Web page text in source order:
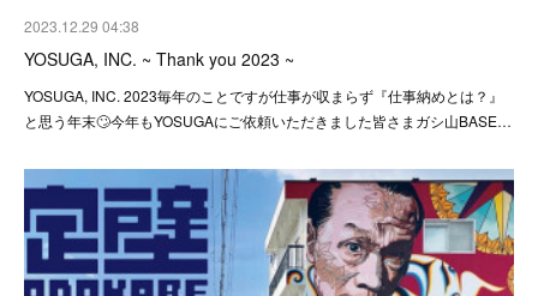
2023.12.29 04:38
YOSUGA, INC. ~ Thank you 2023 ~
YOSUGA, INC. 2023毎年のことですが仕事が収まらず『仕事納めとは？』
と思う年末🙄今年もYOSUGAにご依頼いただきました皆さまガシ山BASE…